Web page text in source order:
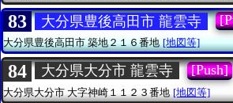
83 大分県豊後高田市 龍雲寺
大分県豊後高田市築地２１６番地 [地図等]
84 大分県大分市 龍雲寺 [Push]
大分県大分市 大字神崎１１２３番地 [地図等]